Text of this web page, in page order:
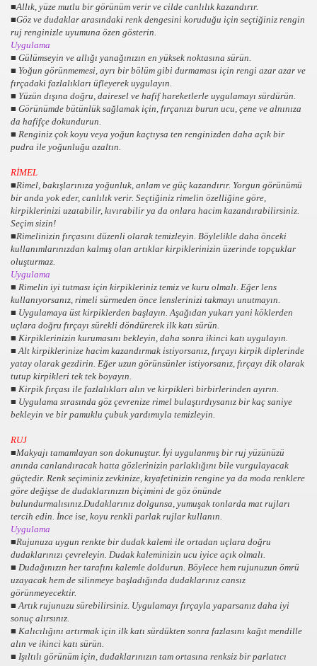
■Allık, yüze mutlu bir görünüm verir ve cilde canlılık kazandırır.
■Göz ve dudaklar arasındaki renk dengesini koruduğu için seçtiğiniz rengin
ruj renginizle uyumuna özen gösterin.
Uygulama
■ Gülümseyin ve allığı yanağınızın en yüksek noktasına sürün.
■ Yoğun görünmemesi, ayrı bir bölüm gibi durmaması için rengi azar azar ve
fırçadaki fazlalıkları üfleyerek uygulayın.
■ Yüzün dışına doğru, dairesel ve hafif hareketlerle uygulamayı sürdürün.
■ Görünümde bütünlük sağlamak için, fırçanızı burun ucu, çene ve alnınıza
da hafifçe dokundurun.
■ Renginiz çok koyu veya yoğun kaçtıysa ten renginizden daha açık bir
pudra ile yoğunluğu azaltın.
RİMEL
■Rimel, bakışlarınıza yoğunluk, anlam ve güç kazandırır. Yorgun görünümü
bir anda yok eder, canlılık verir. Seçtiğiniz rimelin özelliğine göre,
kirpiklerinizi uzatabilir, kıvırabilir ya da onlara hacim kazandırabilirsiniz.
Seçim sizin!
■Rimelinizin fırçasını düzenli olarak temizleyin. Böylelikle daha önceki
kullanımlarınızdan kalmış olan artıklar kirpiklerinizin üzerinde topçuklar
oluşturmaz.
Uygulama
■ Rimelin iyi tutması için kirpikleriniz temiz ve kuru olmalı. Eğer lens
kullanıyorsanız, rimeli sürmeden önce lenslerinizi takmayı unutmayın.
■ Uygulamaya üst kirpiklerden başlayın. Aşağıdan yukarı yani köklerden
uçlara doğru fırçayı sürekli döndürerek ilk katı sürün.
■ Kirpiklerinizin kurumasını bekleyin, daha sonra ikinci katı uygulayın.
■ Alt kirpiklerinize hacim kazandırmak istiyorsanız, fırçayı kirpik diplerinde
yatay olarak gezdirin. Eğer uzun görünsünler istiyorsanız, fırçayı dik olarak
tutup kirpikleri tek tek boyayın.
■ Kirpik fırçası ile fazlalıkları alın ve kirpikleri birbirlerinden ayırın.
■ Uygulama sırasında göz çevrenize rimel bulaştırdıysanız bir kaç saniye
bekleyin ve bir pamuklu çubuk yardımıyla temizleyin.
RUJ
■Makyajı tamamlayan son dokunuştur. İyi uygulanmış bir ruj yüzünüzü
anında canlandıracak hatta gözlerinizin parlaklığını bile vurgulayacak
güçtedir. Renk seçiminiz zevkinize, kıyafetinizin rengine ya da moda renklere
göre değişse de dudaklarınızın biçimini de göz önünde
bulundurmalısınız.Dudaklarınız dolgunsa, yumuşak tonlarda mat rujları
tercih edin. İnce ise, koyu renkli parlak rujlar kullanın.
Uygulama
■Rujunuza uygun renkte bir dudak kalemi ile ortadan uçlara doğru
dudaklarınızı çevreleyin. Dudak kaleminizin ucu iyice açık olmalı.
■ Dudağınızın her tarafını kalemle doldurun. Böylece hem rujunuzun ömrü
uzayacak hem de silinmeye başladığında dudaklarınız cansız
görünmeyecektir.
■ Artık rujunuzu sürebilirsiniz. Uygulamayı fırçayla yaparsanız daha iyi
sonuç alırsınız.
■ Kalıcılığını artırmak için ilk katı sürdükten sonra fazlasını kağıt mendille
alın ve ikinci katı sürün.
■ Işıltılı görünüm için, dudaklarınızın tam ortasına renksiz bir parlatıcı